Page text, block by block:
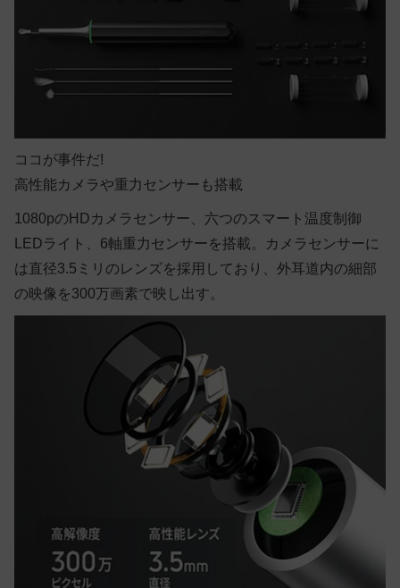
ココが事件だ!
高性能カメラや重力センサーも搭載
1080pのHDカメラセンサー、六つのスマート温度制御
LEDライト、6軸重力センサーを搭載。カメラセンサーに
は直径3.5ミリのレンズを採用しており、外耳道内の細部
の映像を300万画素で映し出す。